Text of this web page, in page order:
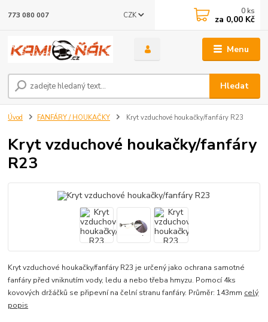
Menu
CZK
Hledat
773 080 007 0 ks
za 0,00 Kč
Úvod FANFÁRY / HOUKAČKY Kryt vzduchové houkačky/fanfáry R23
Kryt vzduchové houkačky/fanfáry
R23
Kryt vzduchové houkačky/fanfáry R23 je určený jako ochrana samotné
fanfáry před vniknutím vody, ledu a nebo třeba hmyzu. Pomocí 4ks
kovových držáčků se připevní na čelní stranu fanfáry. Průměr: 143mm celý
popis